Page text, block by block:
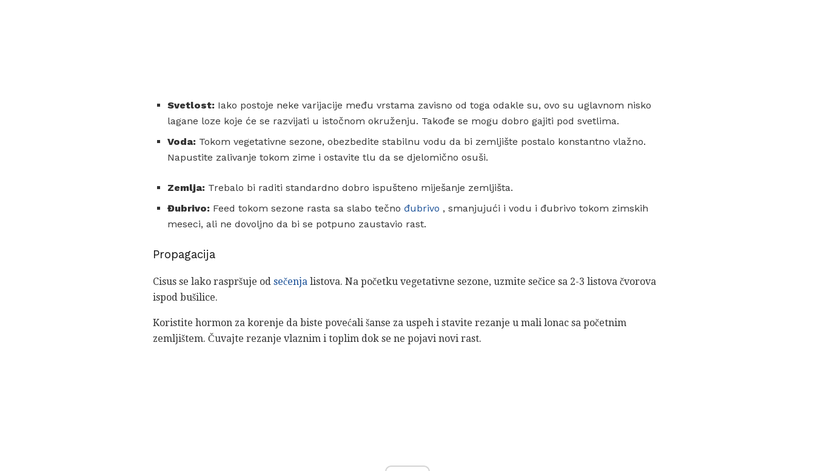
Svetlost: Iako postoje neke varijacije među vrstama zavisno od toga odakle su, ovo su uglavnom nisko
lagane loze koje će se razvijati u istočnom okruženju. Takođe se mogu dobro gajiti pod svetlima.
Voda: Tokom vegetativne sezone, obezbedite stabilnu vodu da bi zemljište postalo konstantno vlažno.
Napustite zalivanje tokom zime i ostavite tlu da se djelomično osuši.
Zemlja: Trebalo bi raditi standardno dobro ispušteno miješanje zemljišta.
Đubrivo: Feed tokom sezone rasta sa slabo tečno đubrivo , smanjujući i vodu i đubrivo tokom zimskih
meseci, ali ne dovoljno da bi se potpuno zaustavio rast.
Propagacija
Cisus se lako raspršuje od sečenja listova. Na početku vegetativne sezone, uzmite sečice sa 2-3 listova čvorova
ispod bušilice.
Koristite hormon za korenje da biste povećali šanse za uspeh i stavite rezanje u mali lonac sa početnim
zemljištem. Čuvajte rezanje vlaznim i toplim dok se ne pojavi novi rast.